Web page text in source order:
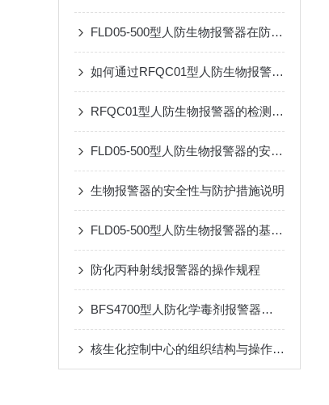
FLD05-500型人防生物报警器在防护中的关键作用
如何通过RFQC01型人防生物报警器提高应急防护能力？
RFQC01型人防生物报警器的检测精度与环境适应性分析
FLD05-500型人防生物报警器的安装与维护指南
生物报警器的安全性与防护措施说明
FLD05-500型人防生物报警器的基本原理、功能和在安全监控中的作用
防化丙种射线报警器的操作规程
BFS4700型人防化学毒剂报警器是重要技术屏障
核生化控制中心的组织结构与操作流程说明